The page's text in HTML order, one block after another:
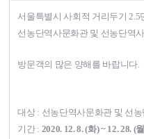
서울특별시 사회적 거리두기 2.5
선농단역사문화관 및 선농단역
방문객의 많은 양해를 바랍니다.
대상 : 선농단역사문화관 및 선
기간 : 2020. 12. 8. (화) ~ 12. 28. (